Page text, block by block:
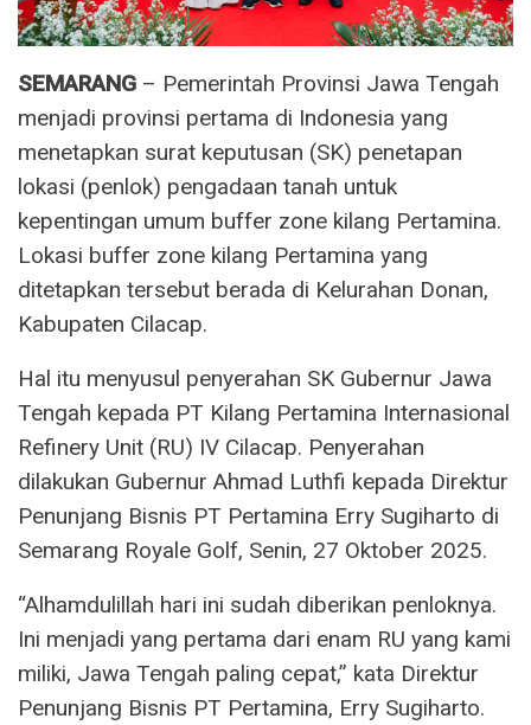
SEMARANG – Pemerintah Provinsi Jawa Tengah
menjadi provinsi pertama di Indonesia yang
menetapkan surat keputusan (SK) penetapan
lokasi (penlok) pengadaan tanah untuk
kepentingan umum buffer zone kilang Pertamina.
Lokasi buffer zone kilang Pertamina yang
ditetapkan tersebut berada di Kelurahan Donan,
Kabupaten Cilacap.
Hal itu menyusul penyerahan SK Gubernur Jawa
Tengah kepada PT Kilang Pertamina Internasional
Refinery Unit (RU) IV Cilacap. Penyerahan
dilakukan Gubernur Ahmad Luthfi kepada Direktur
Penunjang Bisnis PT Pertamina Erry Sugiharto di
Semarang Royale Golf, Senin, 27 Oktober 2025.
“Alhamdulillah hari ini sudah diberikan penloknya.
Ini menjadi yang pertama dari enam RU yang kami
miliki, Jawa Tengah paling cepat,” kata Direktur
Penunjang Bisnis PT Pertamina, Erry Sugiharto.